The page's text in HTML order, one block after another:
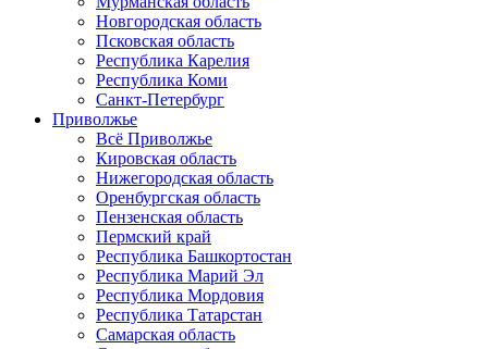
Новгородская область
Псковская область
Республика Карелия
Республика Коми
Санкт-Петербург
Приволжье
Всё Приволжье
Кировская область
Нижегородская область
Оренбургская область
Пензенская область
Пермский край
Республика Башкортостан
Республика Марий Эл
Республика Мордовия
Республика Татарстан
Самарская область